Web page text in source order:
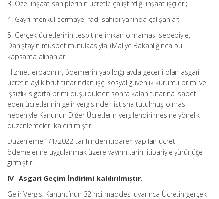
3. Özel inşaat sahiplerinin ücretle çalıştırdığı inşaat işçileri;
4. Gayri menkul sermaye iradı sahibi yanında çalışanlar;
5. Gerçek ücretlerinin tespitine imkan olmaması sebebiyle,
Danıştayın müsbet mütülaasıyla, (Maliye Bakanlığınca bu
kapsama alınanlar.
Hizmet erbabının, ödemenin yapıldığı ayda geçerli olan asgari
ücretin aylık brüt tutarından işçi sosyal güvenlik kurumu primi ve
işsizlik sigorta primi düşüldükten sonra kalan tutarına isabet
eden ücretlerinin gelir vergisinden istisna tutulmuş olması
nedeniyle Kanunun Diğer Ücretlerin vergilendirilmesine yönelik
düzenlemeleri kaldırılmıştır.
Düzenleme 1/1/2022 tarihinden itibaren yapılan ücret
ödemelerine uygulanmak üzere yayımı tarihi itibariyle yürürlüğe
girmiştir.
IV- Asgari Geçim İndirimi kaldırılmıştır.
Gelir Vergisi Kanunu’nun 32 nci maddesi uyarınca Ücretin gerçek